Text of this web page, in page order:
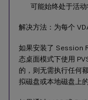
可能始终处于活动
解决方法：为每个
如果安装了 Session
态桌面模式下使用
的，则无需执行任何
拟磁盘或本地磁盘上